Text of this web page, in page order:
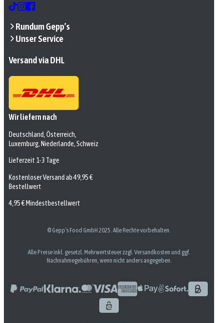
Rundum Gepp’s
Unser Service
Versand via DHL
Wir liefern nach
Deutschland, Österreich,
Luxemburg, Niederlande, Schweiz
Lieferzeit 1-3 Tage
Kostenloser Versand ab 49,95 €
Bestellwert
4,95 € Mindestbestellwert
© Gepp’s Food GmbH 2025. Alle Rechte vorbehalten.
Alle Preise inkl. gesetzl. Mehrwertsteuer zzgl. Versandkosten und ggf.
Nachnahmegebühren, wenn nicht anders angegeben.